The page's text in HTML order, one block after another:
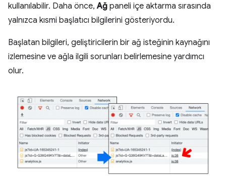
kullanılabilir. Daha önce,Ağ paneli içe aktarma sırasında
yalnızca kısmi başlatıcı bilgilerini gösteriyordu.
Başlatan bilgileri, geliştiricilerin bir ağ isteğinin kaynağını
izlemesine ve ağla ilgili sorunları belirlemesine yardımcı
olur.